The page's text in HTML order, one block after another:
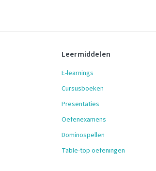
Leermiddelen
E-learnings
Cursusboeken
Presentaties
Oefenexamens
Dominospellen
Table-top oefeningen